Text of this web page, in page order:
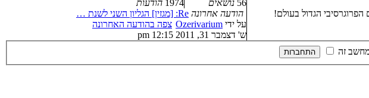
הגדול בעולם!
56 נושאים 1974 הודעות
הודעה אחרונה Re: [מגזין] הגליון השני לשנת …
על ידי Ozerivarium צפה בהודעה האחרונה
ש' דצמבר 31, 2011 12:15 pm
זה